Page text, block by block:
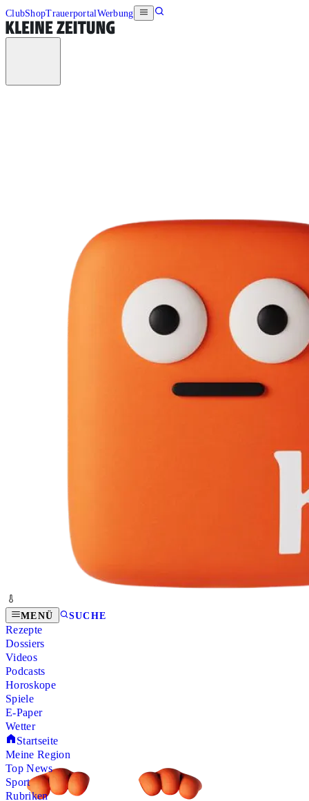
ClubShopTrauerportalWerbung
MENÜ SUCHE
Rezepte
Dossiers
Videos
Podcasts
Horoskope
Spiele
E-Paper
Wetter
Startseite
Meine Region
Top News
Sport
Rubriken